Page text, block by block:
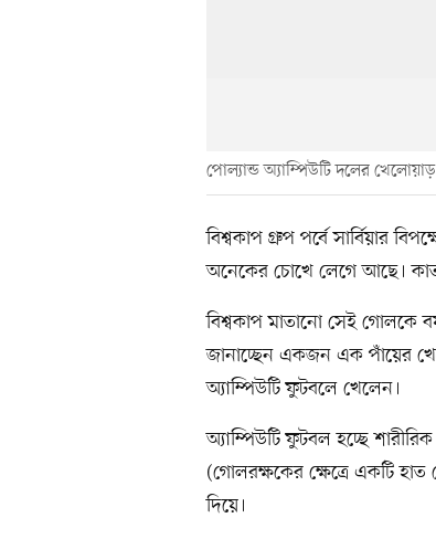
পোল্যান্ড অ্যাম্পিউটি দলের
বিশ্বকাপ গ্রুপ পর্বে সার্বিয়ার
অনেকের চোখে লেগে আছে।
বিশ্বকাপ মাতানো সেই গোলকে
জানাচ্ছেন একজন এক পাঁয়ের
অ্যাম্পিউটি ফুটবলে খেলেন।
অ্যাম্পিউটি ফুটবল হচ্ছে
(গোলরক্ষকের ক্ষেত্রে একটি
দিয়ে।